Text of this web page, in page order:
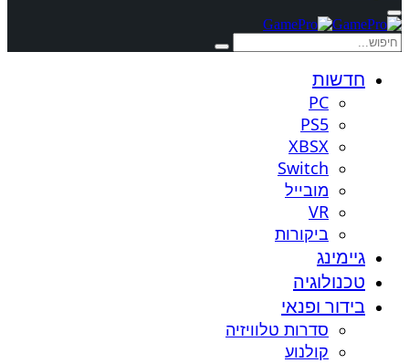
חדשות
PC
PS5
XBSX
Switch
מובייל
VR
ביקורות
גיימינג
טכנולוגיה
בידור ופנאי
סדרות טלוויזיה
קולנוע